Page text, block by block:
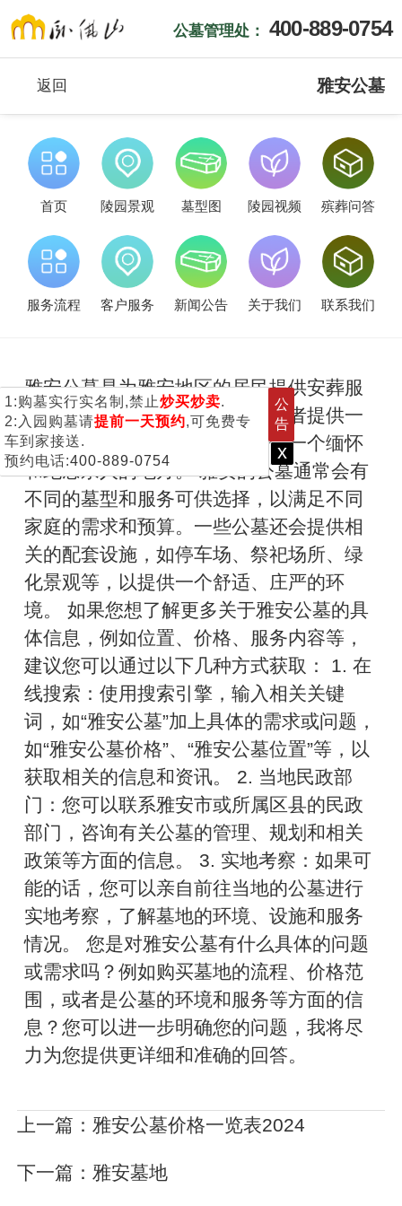
1:购墓实行实名制,禁止炒买炒卖.
2:入园购墓请提前一天预约,可免费专
车到家接送.
预约电话:400-889-0754
公
告
x
公墓管理处： 400-889-0754
返回 雅安公墓
首页 陵园景观 墓型图 陵园视频 殡葬问答
服务流程 客户服务 新闻公告 关于我们 联系我们
雅安公墓是为雅安地区的居民提供安葬服
务的场所。公墓的设立旨在为逝者提供一
个安息之地，同时也为家属提供一个缅怀
和纪念亲人的地方。 雅安的公墓通常会有
不同的墓型和服务可供选择，以满足不同
家庭的需求和预算。一些公墓还会提供相
关的配套设施，如停车场、祭祀场所、绿
化景观等，以提供一个舒适、庄严的环
境。 如果您想了解更多关于雅安公墓的具
体信息，例如位置、价格、服务内容等，
建议您可以通过以下几种方式获取： 1. 在
线搜索：使用搜索引擎，输入相关关键
词，如“雅安公墓”加上具体的需求或问题，
如“雅安公墓价格”、“雅安公墓位置”等，以
获取相关的信息和资讯。 2. 当地民政部
门：您可以联系雅安市或所属区县的民政
部门，咨询有关公墓的管理、规划和相关
政策等方面的信息。 3. 实地考察：如果可
能的话，您可以亲自前往当地的公墓进行
实地考察，了解墓地的环境、设施和服务
情况。 您是对雅安公墓有什么具体的问题
或需求吗？例如购买墓地的流程、价格范
围，或者是公墓的环境和服务等方面的信
息？您可以进一步明确您的问题，我将尽
力为您提供更详细和准确的回答。
上一篇： 雅安公墓价格一览表2024
下一篇： 雅安墓地